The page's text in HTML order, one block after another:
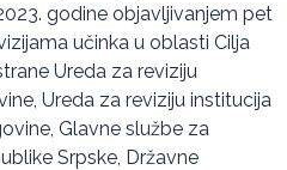
godine objavljivanjem pet
učinka u oblasti Cilja
Ureda za reviziju
Ureda za reviziju institucija
Glavne službe za
Srpske, Državne